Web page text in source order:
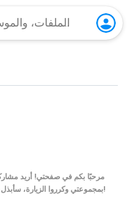
مرحبًا بكم في صفحتي! أريد
بمجموعتي وكرروا الزيارة، سأبذل قصارى جهدي لجعلها مفيدة لكم دومًا. شكرًا على وقتكم!